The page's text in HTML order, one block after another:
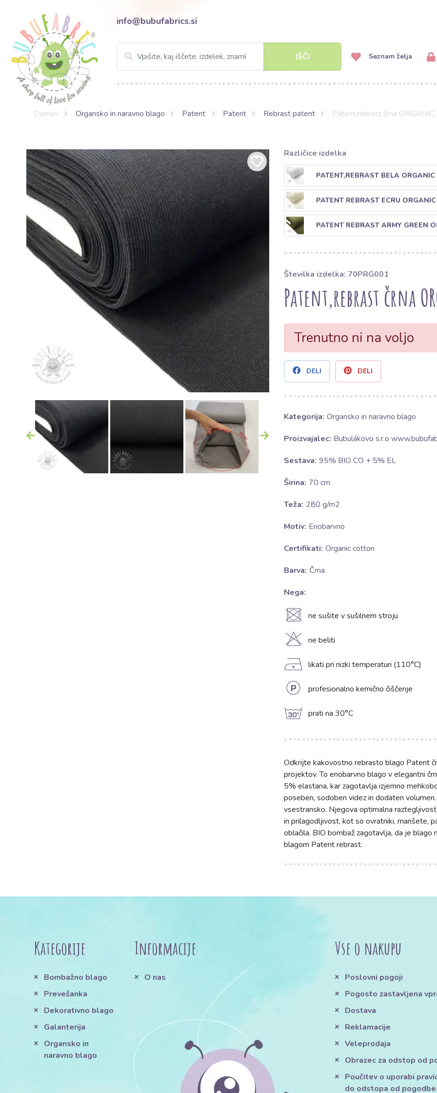
info@bubufabrics.si
IŠČI Seznam želja
Domov Organsko in naravno blago Patent Patent Rebrast patent Patent,rebrast črna ORGANIC
Različice izdelka
PATENT,REBRAST BELA ORGANIC
PATENT REBRAST ECRU ORGANIC
PATENT REBRAST ARMY GREEN
Številka izdelka: 70PRG001
Patent,rebrast črna
Trenutno ni na voljo
DELI DELI
Kategorija: Organsko in naravno blago
Proizvajalec: Bubulákovo s.r.o
Sestava: 95% BIO CO + 5% EL
Širina: 70 cm
Teža: 280 g/m2
Motiv: Enobarvno
Certifikati: Organic cotton
Barva: Črna
Nega:
U ne sušite v sušilnem stroju
H ne beliti
D likati pri nizki temperaturi (110°C)
L profesionalno kemično čiščenje
g prati na 30°C
Odkrijte kakovostno rebrasto blago Patent
projektov. To enobarvno blago v elegantni
5% elastana, kar zagotavlja izjemno
poseben, sodoben videz in dodaten
vsestransko. Njegova optimalna
in prilagodljivost, kot so ovratniki, manšete,
oblačila. BIO bombaž zagotavlja, da je
blagom Patent rebrast.
Kategorije
Bombažno blago
Prevešanka
Dekorativno blago
Galanterija
Organsko in
naravno blago
Informacije
O nas
Vse o nakupu
Poslovni pogoji
Pogosto zastavljena
Dostava
Reklamacije
Veleprodaja
Obrazec za odstop od
Poučitev o uporabi
do odstopa od pogodbe